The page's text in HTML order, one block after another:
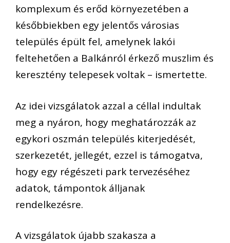
komplexum és erőd környezetében a
későbbiekben egy jelentős városias
település épült fel, amelynek lakói
feltehetően a Balkánról érkező muszlim és
keresztény telepesek voltak – ismertette.
Az idei vizsgálatok azzal a céllal indultak
meg a nyáron, hogy meghatározzák az
egykori oszmán település kiterjedését,
szerkezetét, jellegét, ezzel is támogatva,
hogy egy régészeti park tervezéséhez
adatok, támpontok álljanak
rendelkezésre.
A vizsgálatok újabb szakasza a